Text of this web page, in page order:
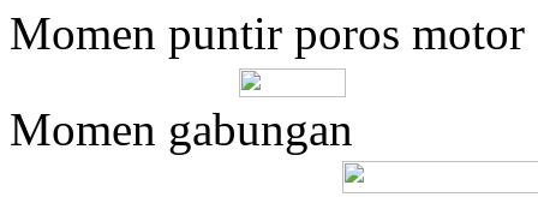
Momen puntir poros motor
Momen gabungan